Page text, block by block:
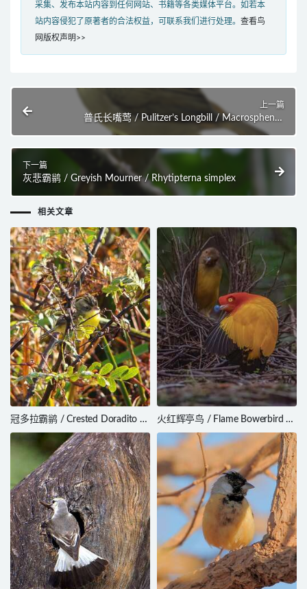
采集、发布本站内容到任何网站、书籍等各类媒体平台。如若本
站内容侵犯了原著者的合法权益，可联系我们进行处理。 查看鸟
网版权声明>>
上一篇
普氏长嘴莺 / Pulitzer’s Longbill / Macrosphenus
pulitzeri
下一篇
灰悲霸鹟 / Greyish Mourner / Rhytipterna simplex
相关文章
冠多拉霸鹟 / Crested Doradito /
Pseudocolopteryx sclateri
火红辉亭鸟 / Flame Bowerbird /
Sericulus ardens